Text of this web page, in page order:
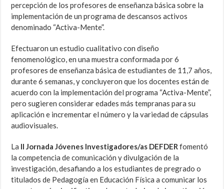
percepción de los profesores de enseñanza básica sobre la
implementación de un programa de descansos activos
denominado “Activa-Mente”.
Efectuaron un estudio cualitativo con diseño
fenomenológico, en una muestra conformada por 6
profesores de enseñanza básica de estudiantes de 11,7 años,
durante 6 semanas, y concluyeron que los docentes están de
acuerdo con la implementación del programa “Activa-Mente”,
pero sugieren considerar edades más tempranas para su
aplicación e incrementar el número y la variedad de cápsulas
audiovisuales.
La II Jornada Jóvenes Investigadores/as DEFDERfomentó
la competencia de comunicación y divulgación de la
investigación, desafiando a los estudiantes de pregrado o
titulados de Pedagogía en Educación Física a comunicar los